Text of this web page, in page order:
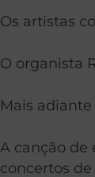
Os artistas
O organista
Mais
A canção de
concertos